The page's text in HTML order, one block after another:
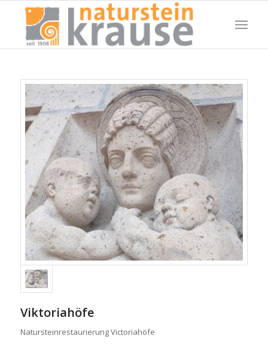
Viktoriahöfe
Natursteinrestaurierung Victoriahöfe